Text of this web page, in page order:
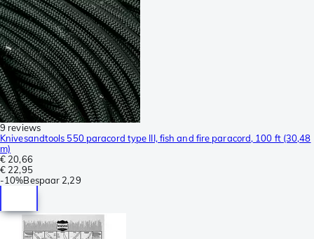
9 reviews
Knivesandtools 550 paracord type III, fish and fire paracord, 100 ft (30,48
m)
€ 20,66
€ 22,95
-10%Bespaar 2,29